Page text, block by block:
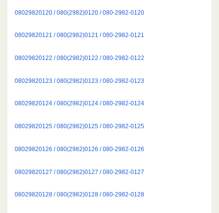
08029820120 / 080(2982)0120 / 080-2982-0120
08029820121 / 080(2982)0121 / 080-2982-0121
08029820122 / 080(2982)0122 / 080-2982-0122
08029820123 / 080(2982)0123 / 080-2982-0123
08029820124 / 080(2982)0124 / 080-2982-0124
08029820125 / 080(2982)0125 / 080-2982-0125
08029820126 / 080(2982)0126 / 080-2982-0126
08029820127 / 080(2982)0127 / 080-2982-0127
08029820128 / 080(2982)0128 / 080-2982-0128